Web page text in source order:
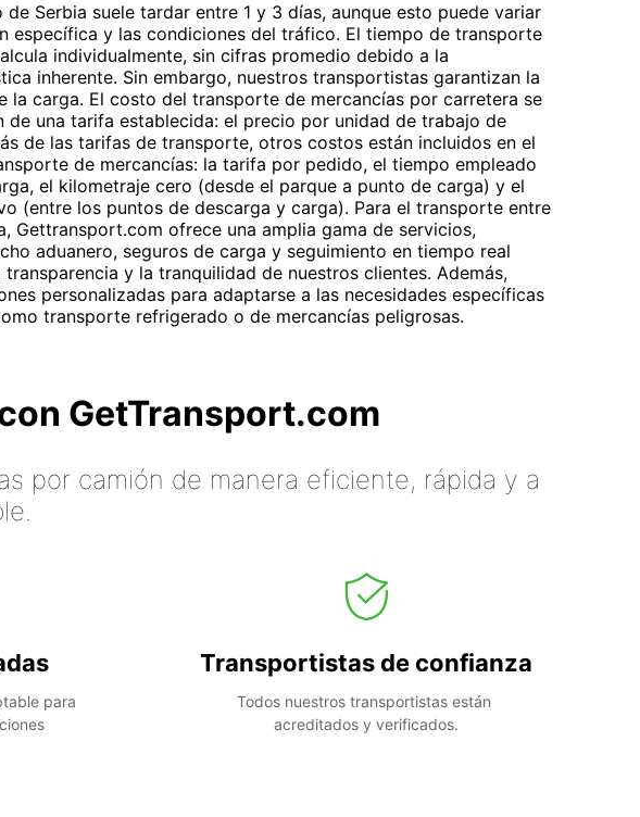
de Serbia suele tardar entre 1 y 3 días, aunque esto puede variar
específica y las condiciones del tráfico. El tiempo de transporte
individualmente, sin cifras promedio debido a la
inherente. Sin embargo, nuestros transportistas garantizan la
la carga. El costo del transporte de mercancías por carretera se
de una tarifa establecida: el precio por unidad de trabajo de
de las tarifas de transporte, otros costos están incluidos en el
de mercancías: la tarifa por pedido, el tiempo empleado
el kilometraje cero (desde el parque a punto de carga) y el
(entre los puntos de descarga y carga). Para el transporte entre
Gettransport.com ofrece una amplia gama de servicios,
aduanero, seguros de carga y seguimiento en tiempo real
y la tranquilidad de nuestros clientes. Además,
personalizadas para adaptarse a las necesidades específicas
transporte refrigerado o de mercancías peligrosas.
GetTransport.com
por camión de manera eficiente, rápida y a
para
Transportistas de confianza
Todos nuestros transportistas están
acreditados y verificados.